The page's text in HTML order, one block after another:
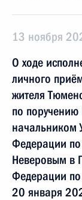
13 ноября
О ходе
личного
жителя
по
начальником
Федерации
Неверовым в
Федерации
20 января